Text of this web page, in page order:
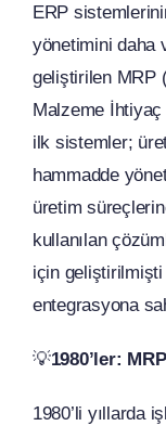
ERP
yönetimini daha
geliştirilen MRP
Malzeme İhtiyaç
ilk sistemler;
hammadde
üretim
kullanılan
için geliştirilmişti
entegrasyona
💡1980’ler:
1980’li yıllarda